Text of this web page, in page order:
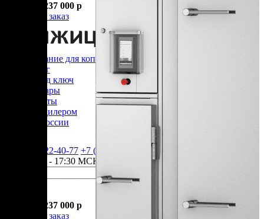
1 237 000 р
Оформить заказ
Оборудование для копчения
Каталог
Цех под ключ
Семинары
Контакты
Стать дилером
Цеха России
+7 (905) 222-40-77 +7 (812) 467-42-10
пн-пт 9:00 - 17:30 МСК
1 237 000 р
Оформить заказ